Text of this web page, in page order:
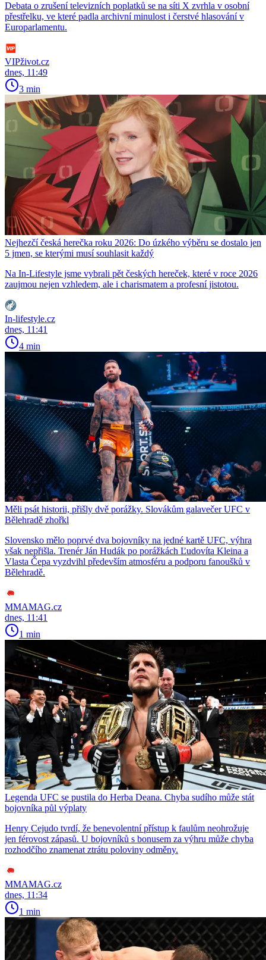
Debata o zrušení televizních poplatků se na síti X zvrhla v osobní
přestřelku, ve které padla archivní minulost i čerstvé hlasování v
Europarlamentu.
VIPživot.cz
dnes, 11:49
3 min
Nejhezčí česká herečka roku 2026: Do úzkého výběru se dostalo jen
5 jmen, se kterými musí souhlasit každý
Na In-Lifestyle jsme vybrali pět českých hereček, které v roce 2026
zaujmou nejen vzhledem, ale i charismatem a profesní jistotou.
In-lifestyle.cz
dnes, 11:41
4 min
Měli psát historii, přišly dvě porážky. Slovákům galavečer UFC v
Bělehradě zhořkl
Slovensko mělo poprvé dva bojovníky na jedné kartě UFC, výhra
však nepřišla. Trenér Ján Hudák po porážkách Ľudovíta Kleina a
Vlasta Čepa vyzdvihl především atmosféru a podporu fanoušků v
Bělehradě.
MMAMAG.cz
dnes, 11:41
1 min
Legenda UFC se pustila do Herba Deana. Chyba sudího může stát
bojovníka půl výplaty
Henry Cejudo tvrdí, že benevolentní přístup k faulům neohrožuje
jen férovost zápasů. U bojovníků s bonusem za výhru může chyba
rozhodčího znamenat ztrátu poloviny odměny.
MMAMAG.cz
dnes, 11:34
1 min